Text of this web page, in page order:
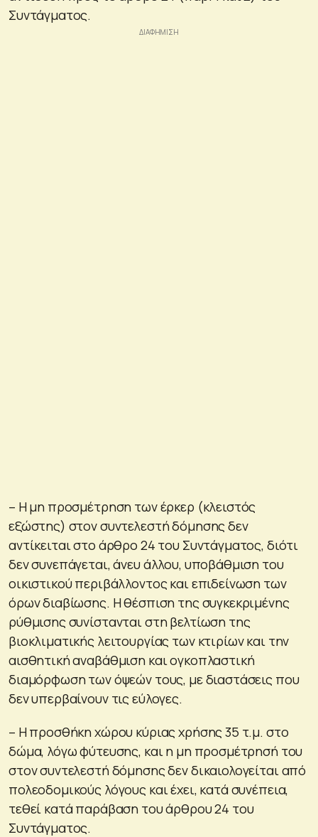
Συντάγματος.
– Η μη προσμέτρηση των έρκερ (κλειστός
εξώστης) στον συντελεστή δόμησης δεν
αντίκειται στο άρθρο 24 του Συντάγματος, διότι
δεν συνεπάγεται, άνευ άλλου, υποβάθμιση του
οικιστικού περιβάλλοντος και επιδείνωση των
όρων διαβίωσης. Η θέσπιση της συγκεκριμένης
ρύθμισης συνίστανται στη βελτίωση της
βιοκλιματικής λειτουργίας των κτιρίων και την
αισθητική αναβάθμιση και ογκοπλαστική
διαμόρφωση των όψεών τους, με διαστάσεις που
δεν υπερβαίνουν τις εύλογες.
– Η προσθήκη χώρου κύριας χρήσης 35 τ.μ. στο
δώμα, λόγω φύτευσης, και η μη προσμέτρησή του
στον συντελεστή δόμησης δεν δικαιολογείται από
πολεοδομικούς λόγους και έχει, κατά συνέπεια,
τεθεί κατά παράβαση του άρθρου 24 του
Συντάγματος.